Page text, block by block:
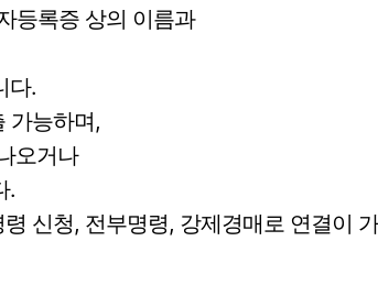
등록증 상의 이름과
다.
가능하며,
오거나
.
신청, 전부명령, 강제경매로 연결이